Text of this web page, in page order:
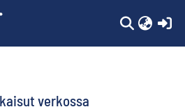
verkossa